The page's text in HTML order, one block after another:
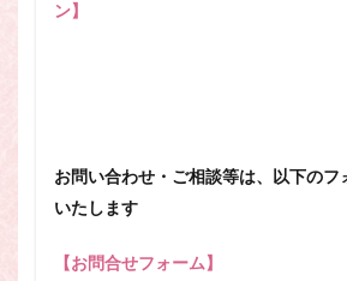
ン】
お問い合わせ・ご相談等は、以下のフ
いたします
【お問合せフォーム】